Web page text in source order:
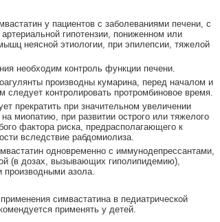
у пациентов с заболеваниями печени, с
гипотензии, пониженном или
неясной этиологии, при эпилепсии, тяжелой
необходим контроль функции печени.
производны кумарина, перед началом и
следует контролировать протромбиновое время.
прекратить при значительном увеличении
миопатию, при развитии острого или тяжелого
фактора риска, предрасполагающего к
вследствие рабдомиолиза.
одновременно с иммунодепрессантами,
(в дозах, вызывающих гиполипидемию),
производными азола.
симвастатина в педиатрической
применять у детей.